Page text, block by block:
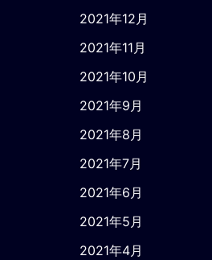
2021年12月
2021年11月
2021年10月
2021年9月
2021年8月
2021年7月
2021年6月
2021年5月
2021年4月